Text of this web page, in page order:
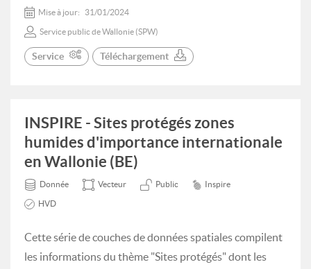
Mise à jour: 31/01/2024
Service public de Wallonie (SPW)
Service Téléchargement
INSPIRE - Sites protégés zones
humides d'importance internationale
en Wallonie (BE)
Donnée Vecteur Public Inspire
HVD
Cette série de couches de données spatiales compilent
les informations du thème "Sites protégés" dont les